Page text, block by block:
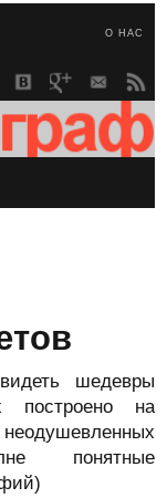
О НАС
шедевры
построено на
понятные